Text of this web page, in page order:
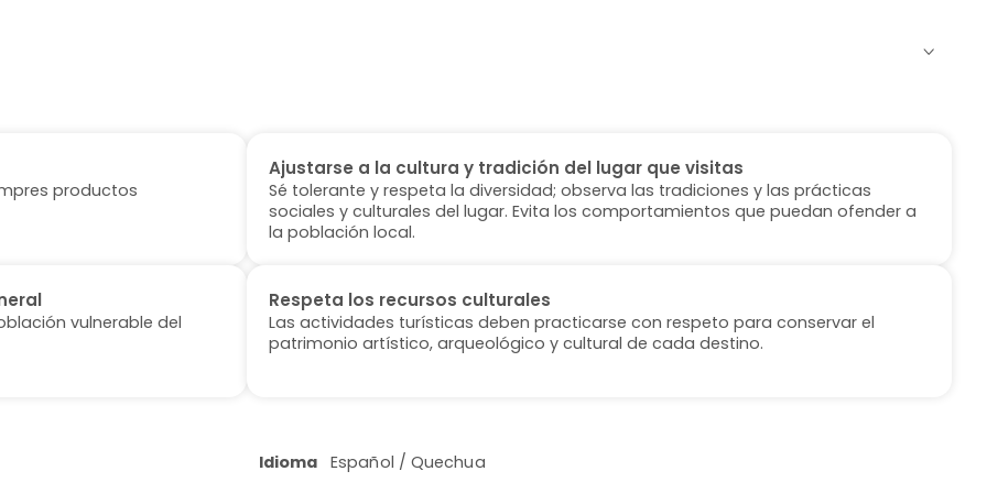
productos
Ajustarse a la cultura y tradición del lugar que visitas
Sé tolerante y respeta la diversidad; observa las tradiciones y las prácticas
sociales y culturales del lugar. Evita los comportamientos que puedan ofender a
la población local.
vulnerable del
Respeta los recursos culturales
Las actividades turísticas deben practicarse con respeto para conservar el
patrimonio artístico, arqueológico y cultural de cada destino.
Idioma Español / Quechua